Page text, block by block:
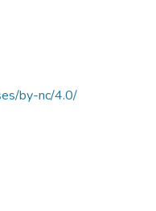
by-nc/4.0/